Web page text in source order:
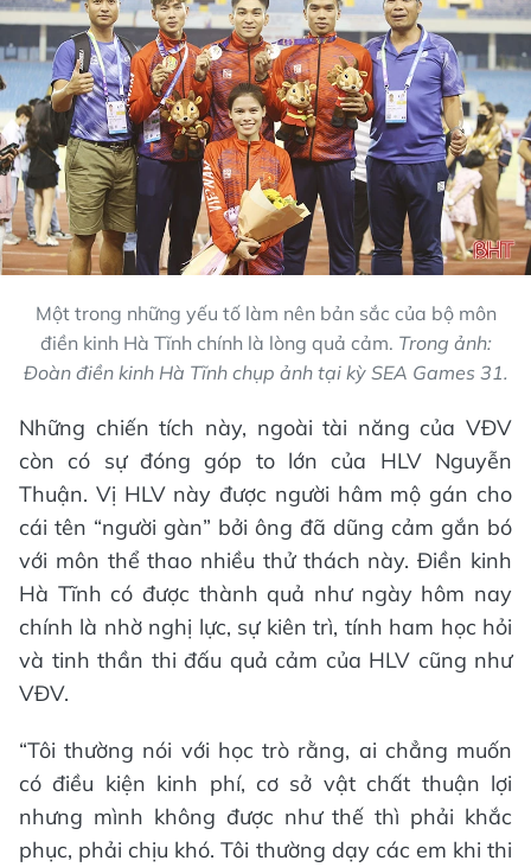
Một trong những yếu tố làm nên bản sắc của bộ môn
điền kinh Hà Tĩnh chính là lòng quả cảm. Trong ảnh:
Đoàn điền kinh Hà Tĩnh chụp ảnh tại kỳ SEA Games 31.
Những chiến tích này, ngoài tài năng của VĐV
còn có sự đóng góp to lớn của HLV Nguyễn
Thuận. Vị HLV này được người hâm mộ gán cho
cái tên “người gàn” bởi ông đã dũng cảm gắn bó
với môn thể thao nhiều thử thách này. Điền kinh
Hà Tĩnh có được thành quả như ngày hôm nay
chính là nhờ nghị lực, sự kiên trì, tính ham học hỏi
và tinh thần thi đấu quả cảm của HLV cũng như
VĐV.
“Tôi thường nói với học trò rằng, ai chẳng muốn
có điều kiện kinh phí, cơ sở vật chất thuận lợi
nhưng mình không được như thế thì phải khắc
phục, phải chịu khó. Tôi thường dạy các em khi thi